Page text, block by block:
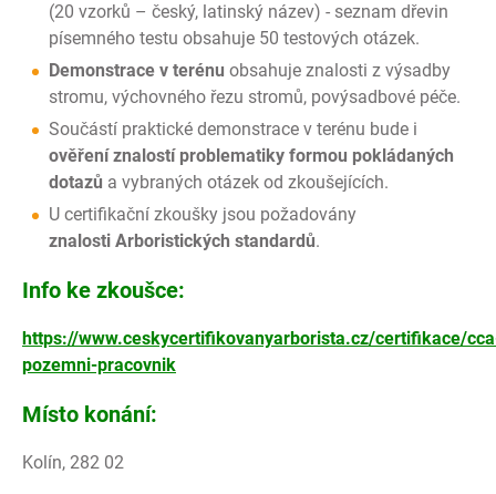
(20 vzorků – český, latinský název) - seznam dřevin
písemného testu obsahuje 50 testových otázek.
Demonstrace v terénu obsahuje znalosti z výsadby
stromu, výchovného řezu stromů, povýsadbové péče.
Součástí praktické demonstrace v terénu bude i
ověření znalostí problematiky formou pokládaných
dotazů a vybraných otázek od zkoušejících.
U certifikační zkoušky jsou požadovány
znalosti Arboristických standardů.
Info ke zkoušce:
https://www.ceskycertifikovanyarborista.cz/certifikace/
pozemni-pracovnik
Místo konání:
Kolín, 282 02